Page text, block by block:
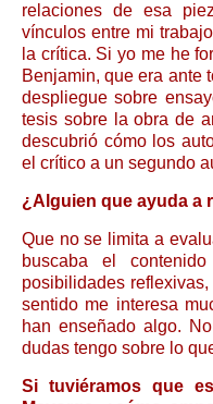
relaciones de esa
vínculos entre mi
la crítica. Si yo me he
Benjamin, que era ante
despliegue sobre
tesis sobre la obra de
descubrió cómo los
el crítico a un segundo
¿Alguien que ayuda a
Que no se limita a
buscaba el
posibilidades
sentido me interesa
han enseñado algo.
dudas tengo sobre lo
Si tuviéramos que